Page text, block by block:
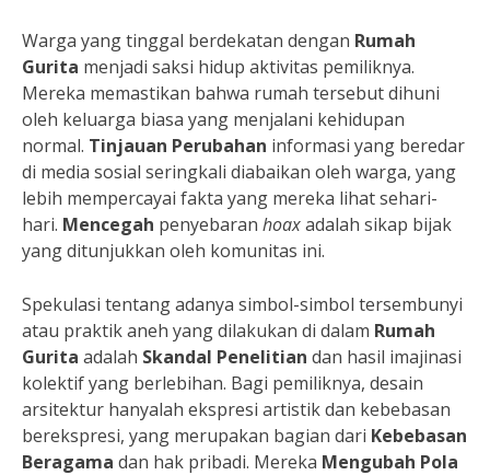
Warga yang tinggal berdekatan dengan Rumah
Gurita menjadi saksi hidup aktivitas pemiliknya.
Mereka memastikan bahwa rumah tersebut dihuni
oleh keluarga biasa yang menjalani kehidupan
normal. Tinjauan Perubahan informasi yang beredar
di media sosial seringkali diabaikan oleh warga, yang
lebih mempercayai fakta yang mereka lihat sehari-
hari. Mencegah penyebaran hoaxadalah sikap bijak
yang ditunjukkan oleh komunitas ini.
Spekulasi tentang adanya simbol-simbol tersembunyi
atau praktik aneh yang dilakukan di dalam Rumah
Gurita adalah Skandal Penelitian dan hasil imajinasi
kolektif yang berlebihan. Bagi pemiliknya, desain
arsitektur hanyalah ekspresi artistik dan kebebasan
berekspresi, yang merupakan bagian dari Kebebasan
Beragama dan hak pribadi. Mereka Mengubah Pola